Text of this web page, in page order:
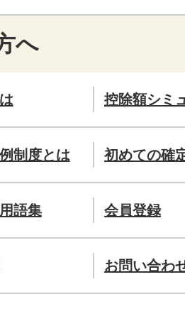
へ
控除額シミ
制度とは 初めての確
語集 会員登録
お問い合わ